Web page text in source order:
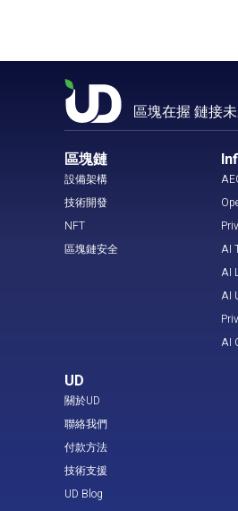
區塊在握 鏈接
區塊鏈
設備架構
技術開發
NFT
區塊鏈安全
AI
AI
AI
AI
UD
關於UD
聯絡我們
付款方法
技術支援
UD Blog